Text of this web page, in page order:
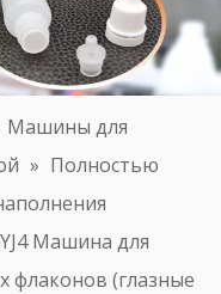
Машины для
» Полностью
Машина для
флаконов (глазные